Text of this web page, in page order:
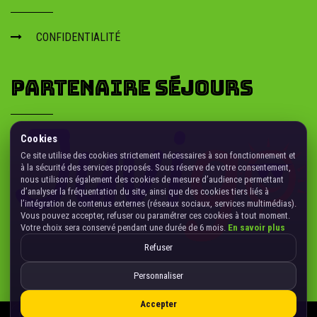
CONFIDENTIALITÉ
PARTENAIRE SÉJOURS
Cookies
Ce site utilise des cookies strictement nécessaires à son fonctionnement et
à la sécurité des services proposés. Sous réserve de votre consentement,
nous utilisons également des cookies de mesure d’audience permettant
d’analyser la fréquentation du site, ainsi que des cookies tiers liés à
l’intégration de contenus externes (réseaux sociaux, services multimédias).
Vous pouvez accepter, refuser ou paramétrer ces cookies à tout moment.
Votre choix sera conservé pendant une durée de 6 mois. En savoir plus
Refuser
Personnaliser
Accepter
Gérer les cookies